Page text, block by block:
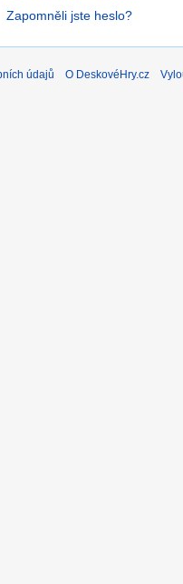
Zapomněli jste heslo?
údajů O DeskovéHry.cz